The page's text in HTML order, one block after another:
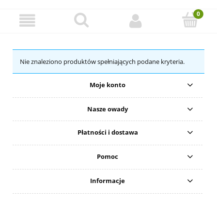
Nie znaleziono produktów spełniających podane kryteria.
Moje konto
Nasze owady
Płatności i dostawa
Pomoc
Informacje